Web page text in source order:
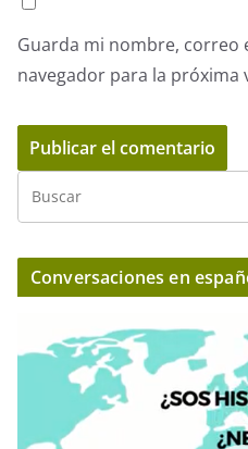
Guarda mi nombre, correo
navegador para la próxima
Conversaciones en
e